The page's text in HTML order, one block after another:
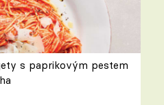
s paprikovým pestem